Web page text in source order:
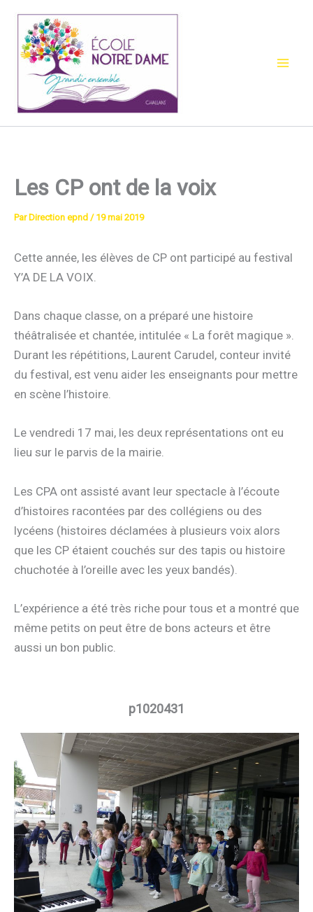
contenu
Les CP ont de la voix
Par Direction epnd / 19 mai 2019
Cette année, les élèves de CP ont participé au festival
Y’A DE LA VOIX.
Dans chaque classe, on a préparé une histoire
théâtralisée et chantée, intitulée « La forêt magique ».
Durant les répétitions, Laurent Carudel, conteur invité
du festival, est venu aider les enseignants pour mettre
en scène l’histoire.
Le vendredi 17 mai, les deux représentations ont eu
lieu sur le parvis de la mairie.
Les CPA ont assisté avant leur spectacle à l’écoute
d’histoires racontées par des collégiens ou des
lycéens (histoires déclamées à plusieurs voix alors
que les CP étaient couchés sur des tapis ou histoire
chuchotée à l’oreille avec les yeux bandés).
L’expérience a été très riche pour tous et a montré que
même petits on peut être de bons acteurs et être
aussi un bon public.
p1020431